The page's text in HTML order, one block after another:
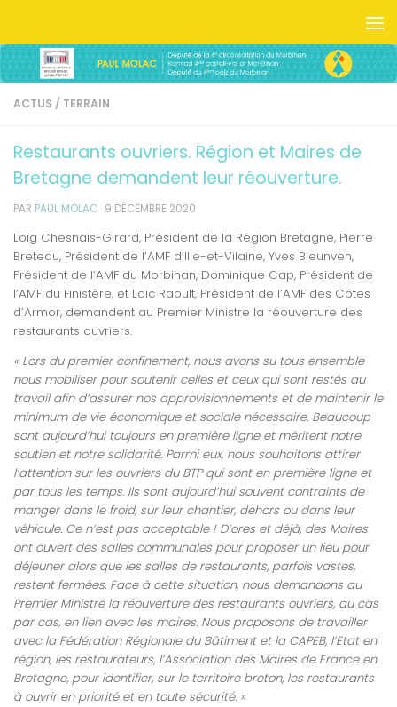
ACTUS / TERRAIN
Restaurants ouvriers. Région et Maires de
Bretagne demandent leur réouverture.
PAR PAUL MOLAC · 9 DÉCEMBRE 2020
Loïg Chesnais-Girard, Président de la Région Bretagne, Pierre
Breteau, Président de l’AMF d’Ille-et-Vilaine, Yves Bleunven,
Président de l’AMF du Morbihan, Dominique Cap, Président de
l’AMF du Finistère, et Loïc Raoult, Président de l’AMF des Côtes
d’Armor, demandent au Premier Ministre la réouverture des
restaurants ouvriers.
« Lors du premier confinement, nous avons su tous ensemble
nous mobiliser pour soutenir celles et ceux qui sont restés au
travail afin d’assurer nos approvisionnements et de maintenir le
minimum de vie économique et sociale nécessaire. Beaucoup
sont aujourd’hui toujours en première ligne et méritent notre
soutien et notre solidarité. Parmi eux, nous souhaitons attirer
l’attention sur les ouvriers du BTP qui sont en première ligne et
par tous les temps. Ils sont aujourd’hui souvent contraints de
manger dans le froid, sur leur chantier, dehors ou dans leur
véhicule. Ce n’est pas acceptable ! D’ores et déjà, des Maires
ont ouvert des salles communales pour proposer un lieu pour
déjeuner alors que les salles de restaurants, parfois vastes,
restent fermées. Face à cette situation, nous demandons au
Premier Ministre la réouverture des restaurants ouvriers, au cas
par cas, en lien avec les maires. Nous proposons de travailler
avec la Fédération Régionale du Bâtiment et la CAPEB, l’Etat en
région, les restaurateurs, l’Association des Maires de France en
Bretagne, pour identifier, sur le territoire breton, les restaurants
à ouvrir en priorité et en toute sécurité. »